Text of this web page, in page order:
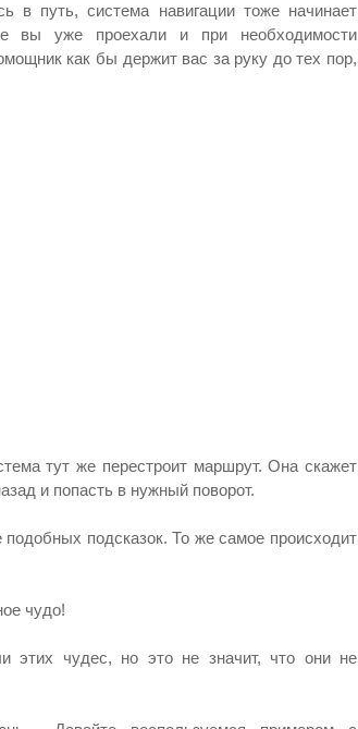
в путь, система навигации тоже начинает
вы уже проехали и при необходимости
как бы держит вас за руку до тех пор,
тут же перестроит маршрут. Она скажет
и попасть в нужный поворот.
подсказок. То же самое происходит
чудо!
этих чудес, но это не значит, что они не